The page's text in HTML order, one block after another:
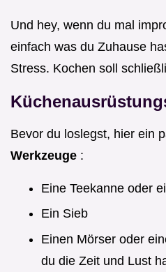
Und hey, wenn du mal
einfach was du Zuhause
Stress. Kochen soll
Bevor du loslegst, hier ein
Werkzeuge :
Eine Teekanne oder
Ein Sieb
Einen Mörser oder
du die Zeit und Lust